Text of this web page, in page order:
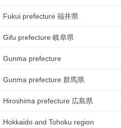
Fukui prefecture 福井県
Gifu prefecture 岐阜県
Gunma prefecture
Gunma prefecture 群馬県
Hiroshima prefecture 広島県
Hokkaido and Tohoku region